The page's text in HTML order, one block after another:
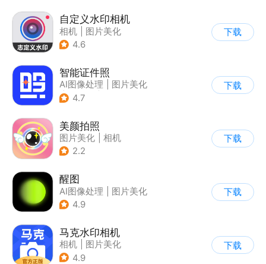
自定义水印相机
相机
图片美化
4.6
下载
智能证件照
AI图像处理
图片美化
| 证件照
4.7
下载
美颜拍照
图片美化
相机
2.2
下载
醒图
AI图像处理
图片美化
4.9
下载
马克水印相机
相机
图片美化
4.9
下载